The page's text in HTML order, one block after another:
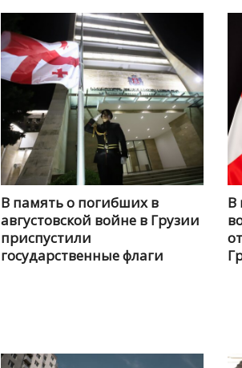
В память о погибших в
августовской войне в Грузии
приспустили
государственные флаги
В